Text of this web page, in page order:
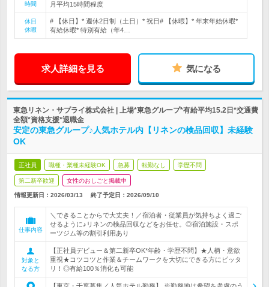
時間
月平均15時間程度
休日
休暇
# 【休日】* 週休2日制（土日）* 祝日# 【休暇】* 年末年始休暇*
有給休暇* 特別有給（年4…
求人詳細を見る 気になる
東急リネン・サプライ株式会社 | 上場*東急グループ*有給平均15.2日*交通費
全額*資格支援*退職金
安定の東急グループ♪人気ホテル内【リネンの検品回収】未経験
OK
正社員 職種・業種未経験OK 急募 転勤なし 学歴不問
第二新卒歓迎 女性のおしごと掲載中
情報更新日：2026/03/13 終了予定日： 2026/09/10
仕事内容
＼できることからで大丈夫！／宿泊者・従業員が気持ちよく過ご
せるように♪リネンの検品回収などをお任せ。◎宿泊施設・スポ
ーツジム等の割引利用あり
対象と
なる方
【正社員デビュー＆第二新卒OK*年齢・学歴不問】★人柄・意欲
重視★コツコツと作業＆チームワークを大切にできる方にピッタ
リ！◎有給100％消化も可能